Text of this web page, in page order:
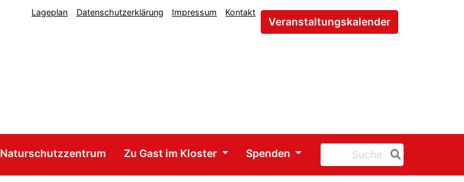
Lageplan Datenschutzerklärung Impressum Kontakt
Veranstaltungskalender
Naturschutzzentrum Zu Gast im Kloster Spenden